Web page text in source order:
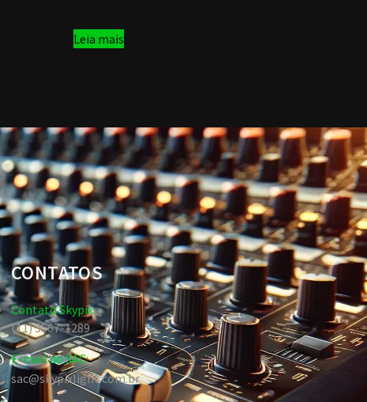
Leia mais
CONTATOS
Contato Skypix:
(11) 3567-1289
E-mail do SAC:
sac@skypixlight.com.br